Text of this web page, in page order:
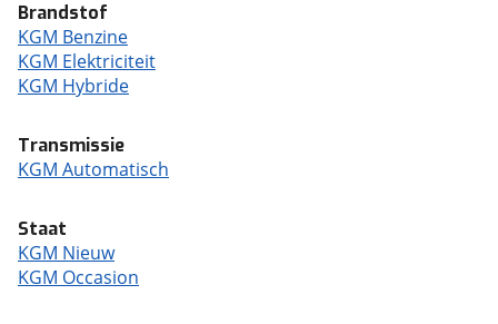
Brandstof
KGM Benzine
KGM Elektriciteit
KGM Hybride
Transmissie
KGM Automatisch
Staat
KGM Nieuw
KGM Occasion